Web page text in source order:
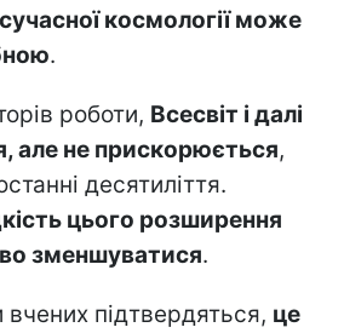
космології може
.
роботи, Всесвіт і далі
але не прискорюється,
десятиліття.
цього розширення
зменшуватися.
підтвердяться, це